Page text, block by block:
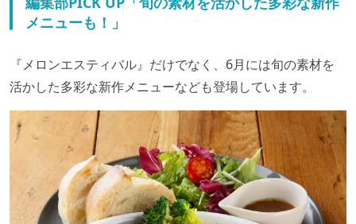
メニューも！」
『メロンエスティバル』だけでなく、6月には旬の素材を
活かした多彩な新作メニューなども登場しています。